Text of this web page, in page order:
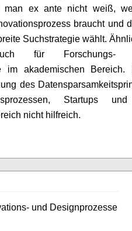
man ex ante nicht weiß,
braucht und
Suchstrategie wählt.
für Forschungs-
im akademischen Bereich.
des
Startups
nicht hilfreich.
und Designprozesse